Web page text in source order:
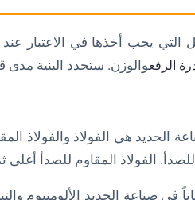
التي يجب أخذها في الاعتبار
الرفع
الحديد هي الفولاذ والفولاذ
صناعة الحديد الألومنيوم